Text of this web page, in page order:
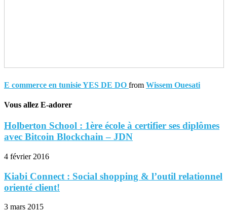
E commerce en tunisie YES DE DO from Wissem Ouesati
Vous allez E-adorer
Holberton School : 1ère école à certifier ses diplômes
avec Bitcoin Blockchain – JDN
4 février 2016
Kiabi Connect : Social shopping & l’outil relationnel
orienté client!
3 mars 2015